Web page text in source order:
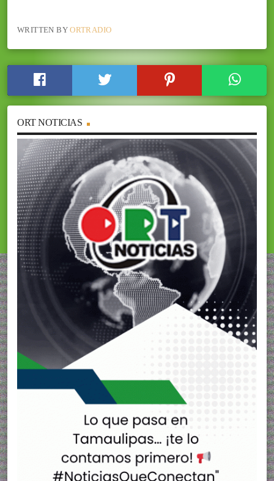
WRITTEN BYORTRADIO
ORT NOTICIAS